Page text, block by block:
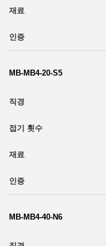
MB-MB4-20-S5
MB-MB4-40-N6